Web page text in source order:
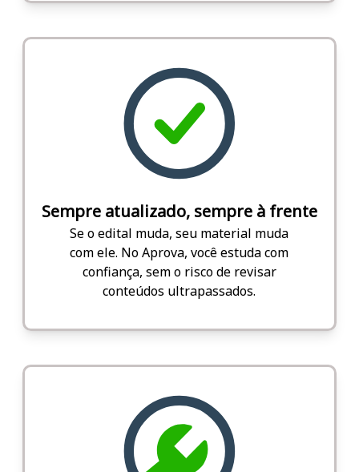
Sempre atualizado, sempre à frente
Se o edital muda, seu material muda
com ele. No Aprova, você estuda com
confiança, sem o risco de revisar
conteúdos ultrapassados.